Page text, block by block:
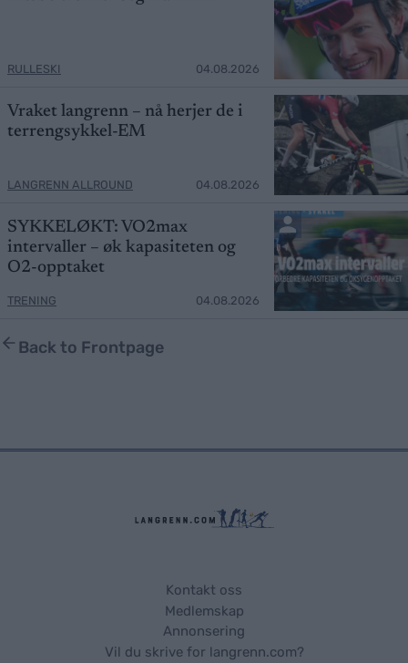
RULLESKI 04.08.2026
Vraket langrenn – nå herjer de i
terrengsykkel-EM
LANGRENN ALLROUND 04.08.2026
SYKKELØKT: VO2max
intervaller – øk kapasiteten og
O2-opptaket
TRENING 04.08.2026
Back to Frontpage
Kontakt oss
Medlemskap
Annonsering
Vil du skrive for langrenn.com?